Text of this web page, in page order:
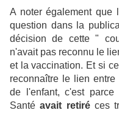
A noter également que
question dans la
décision de cette "
n'avait pas reconnu le
et la vaccination. Et si
reconnaître le lien
de l'enfant, c'est
Santéavait retiréces